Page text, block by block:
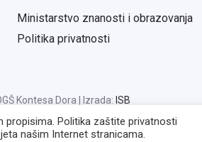
Ministarstvo znanosti i obrazovanja
Politika privatnosti
Kontesa Dora | Izrada: ISB
propisima. Politika zaštite privatnosti
našim Internet stranicama.